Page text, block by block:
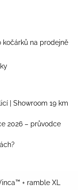
kočárků na prodejně
| Showroom 19 km
2026 – průvodce
+ ramble XL